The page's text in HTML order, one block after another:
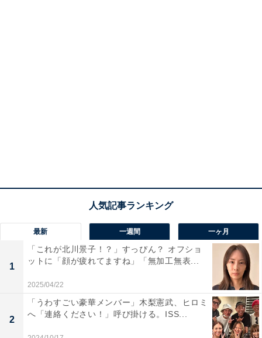
最新 一週間 一ヶ月
1
「これが北川景子！？」すっぴん？ オフショ
ットに「顔が疲れてますね」「無加工無表...
2025/04/22
2
「うわすごい豪華メンバー」木梨憲武、ヒロミ
へ「連絡ください！」呼び掛ける。ISS...